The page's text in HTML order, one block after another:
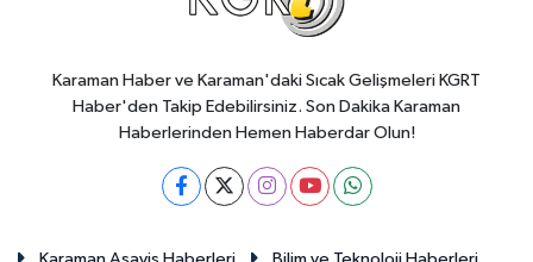
Karaman Haber ve Karaman'daki Sıcak Gelişmeleri KGRT
Haber'den Takip Edebilirsiniz. Son Dakika Karaman
Haberlerinden Hemen Haberdar Olun!